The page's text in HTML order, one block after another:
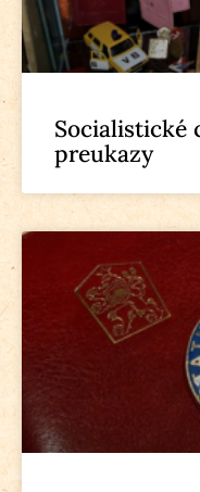
Socialistické
preukazy